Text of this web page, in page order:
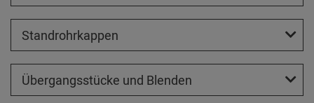
Standrohrkappen
Übergangsstücke und Blenden